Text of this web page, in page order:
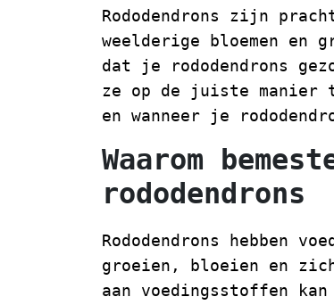
Rododendrons zijn
weelderige bloemen en
dat je rododendrons
ze op de juiste manier
en wanneer je
Waarom
rododendrons
Rododendrons hebben
groeien, bloeien en
aan voedingsstoffen